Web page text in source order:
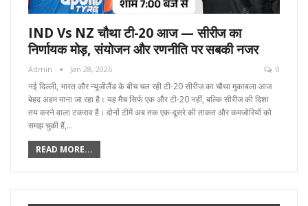
IND Vs NZ चौथा टी-20 आज — सीरीज का
निर्णायक मोड़, संयोजन और रणनीति पर सबकी नजर
Admin Jan 28, 2026 0
नई दिल्ली, भारत और न्यूजीलैंड के बीच चल रही टी-20 सीरीज का चौथा मुकाबला आज
बेहद अहम माना जा रहा है। यह मैच सिर्फ एक और टी-20 नहीं, बल्कि सीरीज की दिशा
तय करने वाला टकराव है। दोनों टीमें अब तक एक-दूसरे की ताकत और कमजोरियों को
समझ चुकी हैं,…
READ MORE...